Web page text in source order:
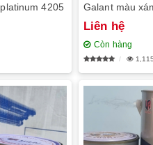
4205
Galant màu
Liên hệ
Còn hàng
1,115